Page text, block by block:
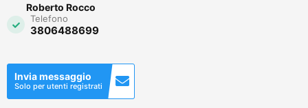
Roberto Rocco
Telefono
3806488699
Invia messaggio
Solo per utenti registrati